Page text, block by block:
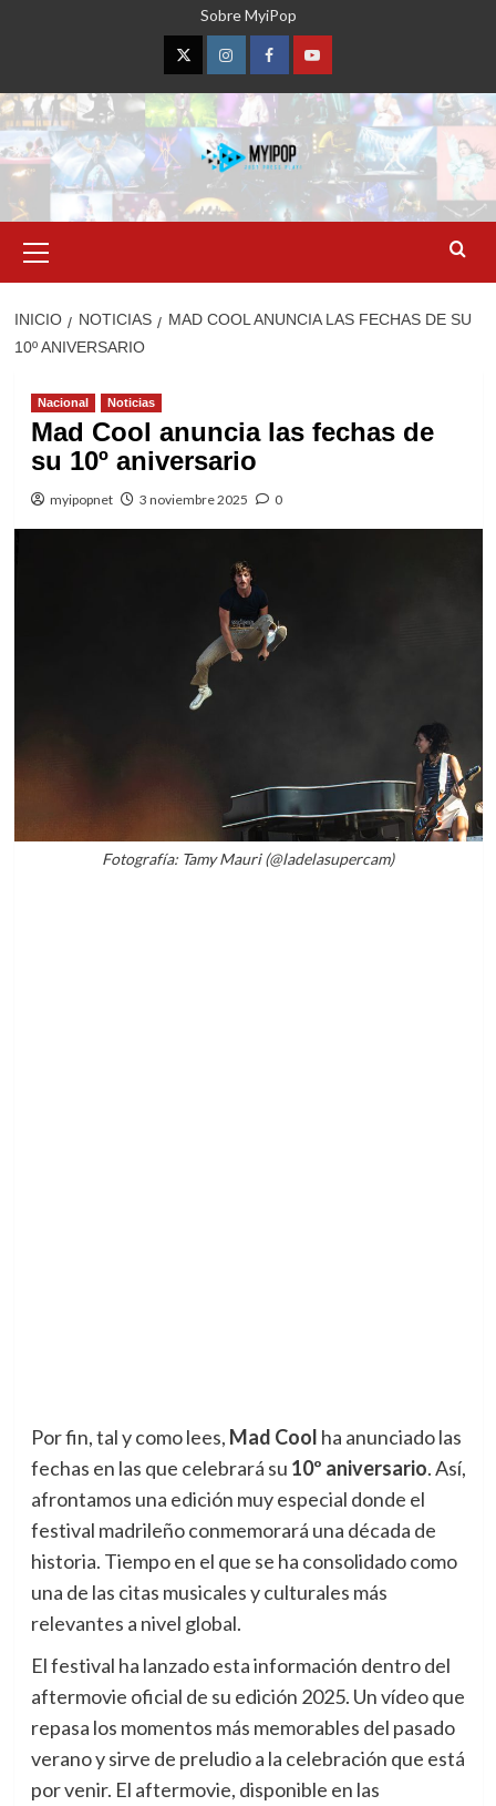
Sobre MyiPop
TwitterInstagramFacebookYouTube
primario
INICIO NOTICIAS
MAD COOL ANUNCIA LAS FECHAS DE SU
10º ANIVERSARIO
Nacional Noticias
Mad Cool anuncia las fechas de
su 10º aniversario
myipopnet 3 noviembre 2025 0
Fotografía: Tamy Mauri (@ladelasupercam)
Por fin, tal y como lees, Mad Cool ha anunciado las
fechas en las que celebrará su 10º aniversario. Así,
afrontamos una edición muy especial donde el
festival madrileño conmemorará una década de
historia. Tiempo en el que se ha consolidado como
una de las citas musicales y culturales más
relevantes a nivel global.
El festival ha lanzado esta información dentro del
aftermovie oficial de su edición 2025. Un vídeo que
repasa los momentos más memorables del pasado
verano y sirve de preludio a la celebración que está
por venir. El aftermovie, disponible en las